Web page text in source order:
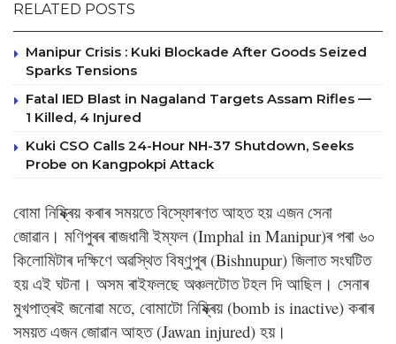
RELATED POSTS
Manipur Crisis : Kuki Blockade After Goods Seized
Sparks Tensions
Fatal IED Blast in Nagaland Targets Assam Rifles —
1 Killed, 4 Injured
Kuki CSO Calls 24-Hour NH-37 Shutdown, Seeks
Probe on Kangpokpi Attack
বোমা নিষ্ক্ৰিয় কৰাৰ সময়তে বিস্ফোৰণত আহত হয় এজন সেনা
জোৱান। মণিপুৰৰ ৰাজধানী ইম্ফল (Imphal in Manipur)ৰ পৰা ৬০
কিলোমিটাৰ দক্ষিণে অৱস্থিত বিষ্ণুপুৰ (Bishnupur) জিলাত সংঘটিত
হয় এই ঘটনা। অসম ৰাইফলছে অঞ্চলটোত টহল দি আছিল। সেনাৰ
মুখপাত্ৰই জনোৱা মতে, বোমাটো নিষ্ক্ৰিয় (bomb is inactive) কৰাৰ
সময়ত এজন জোৱান আহত (Jawan injured) হয়।